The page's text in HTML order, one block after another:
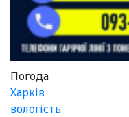
Погода
Харків
вологість: